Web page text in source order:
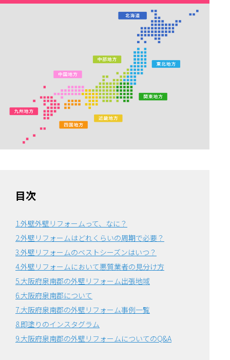
目次
1.外壁外壁リフォームって、なに？
2.外壁リフォームはどれくらいの周期で必要？
3.外壁リフォームのベストシーズンはいつ？
4.外壁リフォームにおいて悪質業者の見分け方
5.大阪府泉南郡の外壁リフォーム出張地域
6.大阪府泉南郡について
7.大阪府泉南郡の外壁リフォーム事例一覧
8.即塗りのインスタグラム
9.大阪府泉南郡の外壁リフォームについてのQ&A